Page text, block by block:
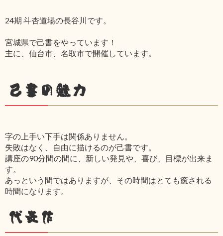
24期 斗杏道場の長谷川です。
宮城県で己書をやっています！
主に、仙台市、名取市で開催しています。
己書の魅力
字の上手い下手は関係ありません。
失敗はなく、自由に描けるのが己書です。
講座の90分間の間に、新しい発見や、喜び、目標が出来ま
す。
あっという間ではありますが、その時間はとても癒される
時間になります。
代表作